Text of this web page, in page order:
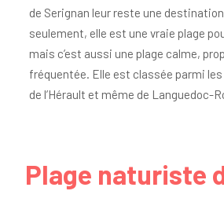
de Serignan leur reste une
seulement, elle est une vraie plage
mais c’est aussi une plage calme,
fréquentée. Elle est classée parmi
de l’Hérault et même de Languedoc-
Plage naturiste